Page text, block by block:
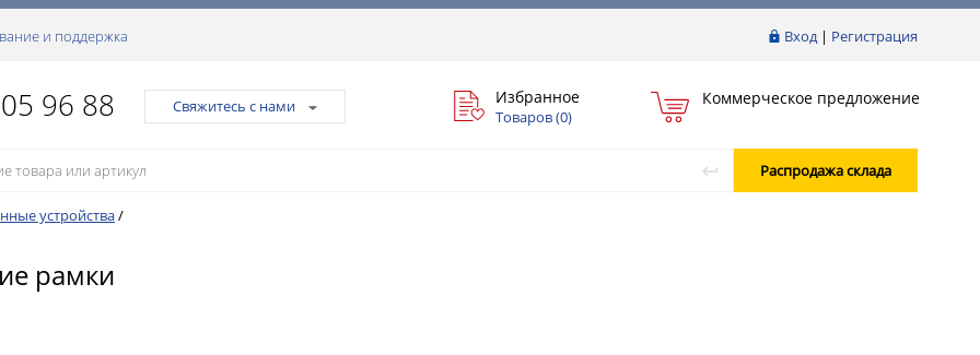
Вход| Регистрация
и поддержка
96 88 Свяжитесь с нами Избранное
Товаров (0)
Коммерческое предложение
Распродажа склада
устройства/
рамки